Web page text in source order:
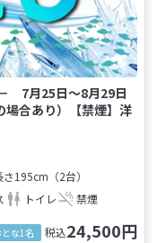
7月25日～8月29日
場合あり）【禁煙】洋
195cm（2台）
トイレ 禁煙
とな1名 税込24,500円